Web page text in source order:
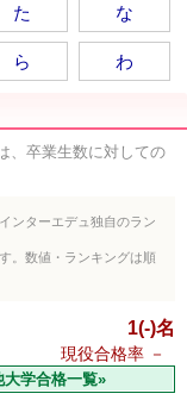
た な
ら わ
、卒業生数に対しての
ンターエデュ独自のラン
。数値・ランキングは順
1(-)名
現役合格率 －
大学合格一覧»